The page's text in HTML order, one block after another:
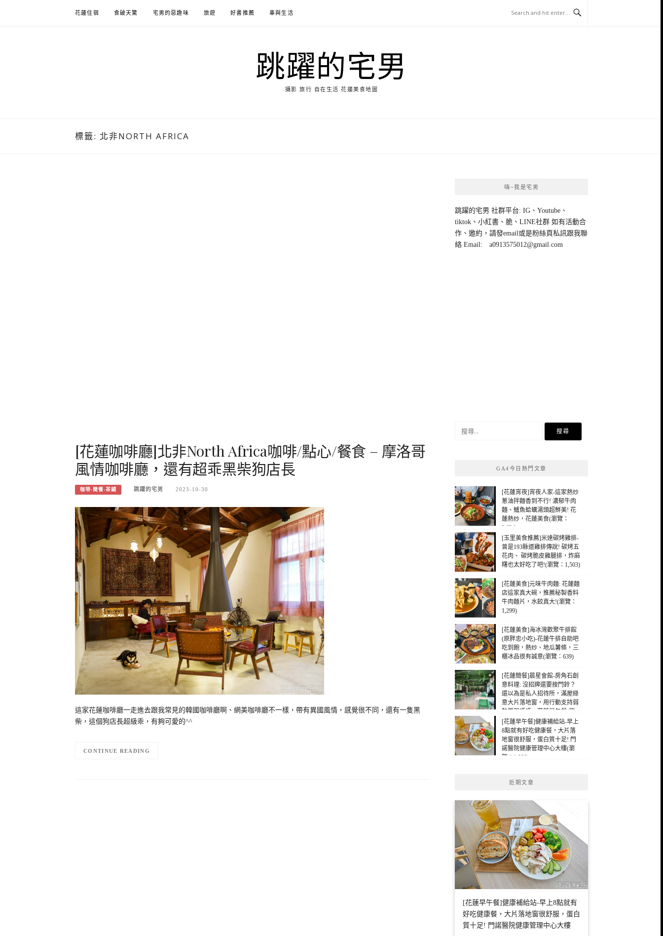
花蓮住宿 食破天驚 宅男的惡趣味 旅遊 好書推薦 車與生活
跳躍的宅男
攝影 旅行 自在生活 花蓮美食地圖
標籤: 北非NORTH AFRICA
[花蓮咖啡廳]北非North Africa咖啡/點心/餐食 – 摩洛哥
風情咖啡廳，還有超乖黑柴狗店長
咖啡-簡餐-茶鋪 跳躍的宅男 2023-10-30
這家花蓮咖啡廳一走進去跟我常見的韓國咖啡廳啊、網美咖啡廳不一樣，帶有異國風情，感覺很不同，還有一隻黑
柴，這個狗店長超級乖，有夠可愛的^^
CONTINUE READING
嗨~我是宅男
跳躍的宅男 社群平台: IG、Youtube、
tiktok、小紅書、脆、LINE社群 如有活動合
作、邀約，請發email或是粉絲頁私訊跟我聯
絡 Email: a0913575012@gmail.com
GA4今日熱門文章
[花蓮宵夜]宵夜人家-這家熱炒
蔥油拌麵香到不行! 濃郁牛肉
麵、鱸魚蛤蠣湯頭超鮮美! 花
蓮熱炒，花蓮美食(瀏覽：
3,624)
[玉里美食推薦]米達碳烤雞排-
曾是193縣道雞排傳說! 碳烤五
花肉、 碳烤脆皮雞腿排，炸麻
糬也太好吃了吧!(瀏覽：1,503)
[花蓮美食]元味牛肉麵: 花蓮麵
店這家真大碗，推薦秘製香料
牛肉麵片，水餃真大!(瀏覽：
1,299)
[花蓮美食]海冰灣歡聚牛排館
(原胖忠小吃)-花蓮牛排自助吧
吃到飽，熱炒、地瓜薯條，三
櫃冰品很有誠意(瀏覽：639)
[花蓮簡餐]晨星會館-房角石創
意料理: 沒招牌還要按門鈴？
還以為是私人招待所，滿屋綠
意大片落地窗，用行動支持弱
勢單親媽媽，花蓮早午餐(瀏
覽：474)
[花蓮早午餐]健康補給站-早上
8點就有好吃健康餐，大片落
地窗很舒服，蛋白質十足! 門
諾醫院健康管理中心大樓(瀏
覽：1,099)
近期文章
[花蓮早午餐]健康補給站-早上8點就有
好吃健康餐，大片落地窗很舒服，蛋白
質十足! 門諾醫院健康管理中心大樓